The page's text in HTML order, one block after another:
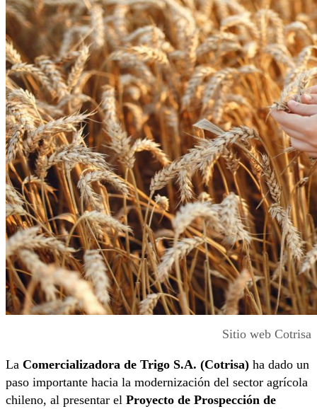
Sitio web Cotrisa
La Comercializadora de Trigo S.A. (Cotrisa) ha dado un
paso importante hacia la modernización del sector agrícola
chileno, al presentar el Proyecto de Prospección de